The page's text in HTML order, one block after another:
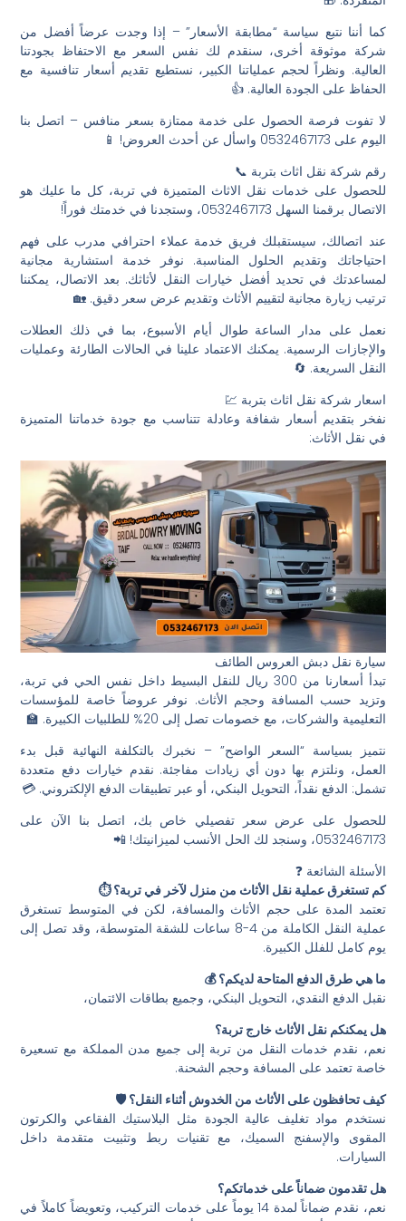
كما أننا نتبع سياسة “مطابقة الأسعار” – إذا وجدت عرضاً أفضل من
شركة موثوقة أخرى، سنقدم لك نفس السعر مع الاحتفاظ بجودتنا
العالية. ونظراً لحجم عملياتنا الكبير، نستطيع تقديم أسعار تنافسية مع
الحفاظ على الجودة العالية. 👍
لا تفوت فرصة الحصول على خدمة ممتازة بسعر منافس – اتصل بنا
اليوم على 0532467173 واسأل عن أحدث العروض! 📱
رقم شركة نقل اثاث بتربة 📞
للحصول على خدمات نقل الاثاث المتميزة في تربة، كل ما عليك هو
الاتصال برقمنا السهل 0532467173، وستجدنا في خدمتك فوراً!
عند اتصالك، سيستقبلك فريق خدمة عملاء احترافي مدرب على فهم
احتياجاتك وتقديم الحلول المناسبة. نوفر خدمة استشارية مجانية
لمساعدتك في تحديد أفضل خيارات النقل لأثاثك. بعد الاتصال، يمكننا
ترتيب زيارة مجانية لتقييم الأثاث وتقديم عرض سعر دقيق. 🏡
نعمل على مدار الساعة طوال أيام الأسبوع، بما في ذلك العطلات
والإجازات الرسمية. يمكنك الاعتماد علينا في الحالات الطارئة وعمليات
النقل السريعة. 🔄
اسعار شركة نقل اثاث بتربة 💹
نفخر بتقديم أسعار شفافة وعادلة تتناسب مع جودة خدماتنا المتميزة
في نقل الأثاث:
سيارة نقل دبش العروس الطائف
تبدأ أسعارنا من 300 ريال للنقل البسيط داخل نفس الحي في تربة،
وتزيد حسب المسافة وحجم الأثاث. نوفر عروضاً خاصة للمؤسسات
التعليمية والشركات، مع خصومات تصل إلى 20% للطلبيات الكبيرة. 🏫
نتميز بسياسة “السعر الواضح” – نخبرك بالتكلفة النهائية قبل بدء
العمل، ونلتزم بها دون أي زيادات مفاجئة. نقدم خيارات دفع متعددة
تشمل: الدفع نقداً، التحويل البنكي، أو عبر تطبيقات الدفع الإلكتروني. 💳
للحصول على عرض سعر تفصيلي خاص بك، اتصل بنا الآن على
0532467173، وسنجد لك الحل الأنسب لميزانيتك! 📲
الأسئلة الشائعة ❓
كم تستغرق عملية نقل الأثاث من منزل لآخر في تربة؟ ⏱️
تعتمد المدة على حجم الأثاث والمسافة، لكن في المتوسط تستغرق
عملية النقل الكاملة من 4-8 ساعات للشقة المتوسطة، وقد تصل إلى
يوم كامل للفلل الكبيرة.
ما هي طرق الدفع المتاحة لديكم؟ 💰
نقبل الدفع النقدي، التحويل البنكي، وجميع بطاقات الائتمان،
هل يمكنكم نقل الأثاث خارج تربة؟
نعم، نقدم خدمات النقل من تربة إلى جميع مدن المملكة مع تسعيرة
خاصة تعتمد على المسافة وحجم الشحنة.
كيف تحافظون على الأثاث من الخدوش أثناء النقل؟ 🛡️
نستخدم مواد تغليف عالية الجودة مثل البلاستيك الفقاعي والكرتون
المقوى والإسفنج السميك، مع تقنيات ربط وتثبيت متقدمة داخل
السيارات.
هل تقدمون ضماناً على خدماتكم؟
نعم، نقدم ضماناً لمدة 14 يوماً على خدمات التركيب، وتعويضاً كاملاً في